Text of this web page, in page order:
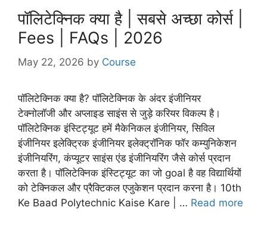
पॉलिटेक्निक क्या है | सबसे अच्छा कोर्स |
Fees | FAQs | 2026
May 22, 2026 by Course
पॉलिटेक्निक क्या है? पॉलिटेक्निक के अंदर इंजीनियर
टेक्नोलॉजी और अप्लाइड साइंस से जुड़े करियर विकल्प है।
पॉलिटेक्निक इंस्टिट्यूट हमें मैकेनिकल इंजीनियर, सिविल
इंजीनियर इलेक्ट्रिक इंजीनियर इलेक्ट्रॉनिक फॉर कम्युनिकेशन
इंजीनियरिंग, कंप्यूटर साइंस एंड इंजीनियरिंग जैसे कोर्स प्रदान
करता है। पॉलिटेक्निक इंस्टिट्यूट का जो goal है वह विद्यार्थियों
को टेक्निकल और प्रैक्टिकल एजुकेशन प्रदान करना है। 10th
Ke Baad Polytechnic Kaise Kare | … Read more